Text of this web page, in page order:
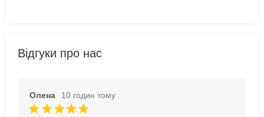
Відгуки про нас
Олена 10 годин тому